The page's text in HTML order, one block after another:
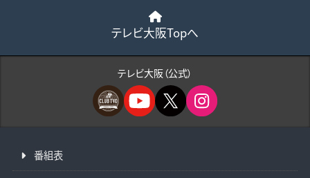
テレビ大阪Topへ
テレビ大阪（公式）
番組表